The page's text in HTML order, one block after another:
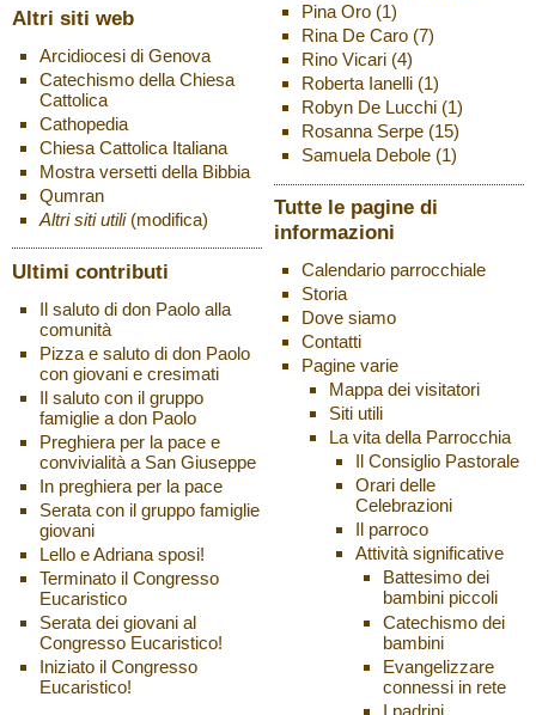
Altri siti web
Arcidiocesi di Genova
Catechismo della Chiesa
Cattolica
Cathopedia
Chiesa Cattolica Italiana
Mostra versetti della Bibbia
Qumran
Altri siti utili (modifica)
Ultimi contributi
Il saluto di don Paolo alla
comunità
Pizza e saluto di don Paolo
con giovani e cresimati
Il saluto con il gruppo
famiglie a don Paolo
Preghiera per la pace e
convivialità a San Giuseppe
In preghiera per la pace
Serata con il gruppo famiglie
giovani
Lello e Adriana sposi!
Terminato il Congresso
Eucaristico
Serata dei giovani al
Congresso Eucaristico!
Iniziato il Congresso
Eucaristico!
Pina Oro(1)
Rina De Caro(7)
Rino Vicari(4)
Roberta Ianelli(1)
Robyn De Lucchi(1)
Rosanna Serpe(15)
Samuela Debole(1)
Tutte le pagine di
informazioni
Calendario parrocchiale
Storia
Dove siamo
Contatti
Pagine varie
Mappa dei visitatori
Siti utili
La vita della Parrocchia
Il Consiglio Pastorale
Orari delle
Celebrazioni
Il parroco
Attività significative
Battesimo dei
bambini piccoli
Catechismo dei
bambini
Evangelizzare
connessi in rete
I padrini